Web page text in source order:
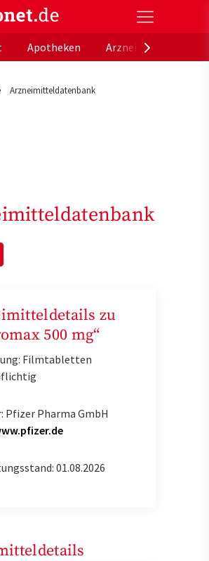
Das offizielle Gesundheitsportal der
Apotheken
Arzneimitteldatenbank
zu
500 mg“
Filmtabletten
Pfizer Pharma GmbH
01.08.2026